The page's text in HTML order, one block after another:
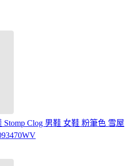
Stomp Clog 男鞋 女鞋 粉筆色 雪屋